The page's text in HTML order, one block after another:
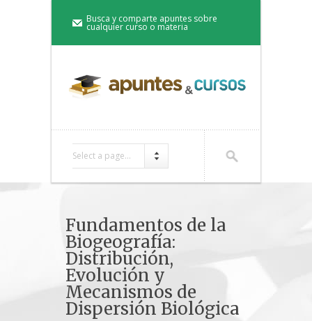
Busca y comparte apuntes sobre
cualquier curso o materia
Select a page...
Fundamentos de la
Biogeografía:
Distribución,
Evolución y
Mecanismos de
Dispersión Biológica